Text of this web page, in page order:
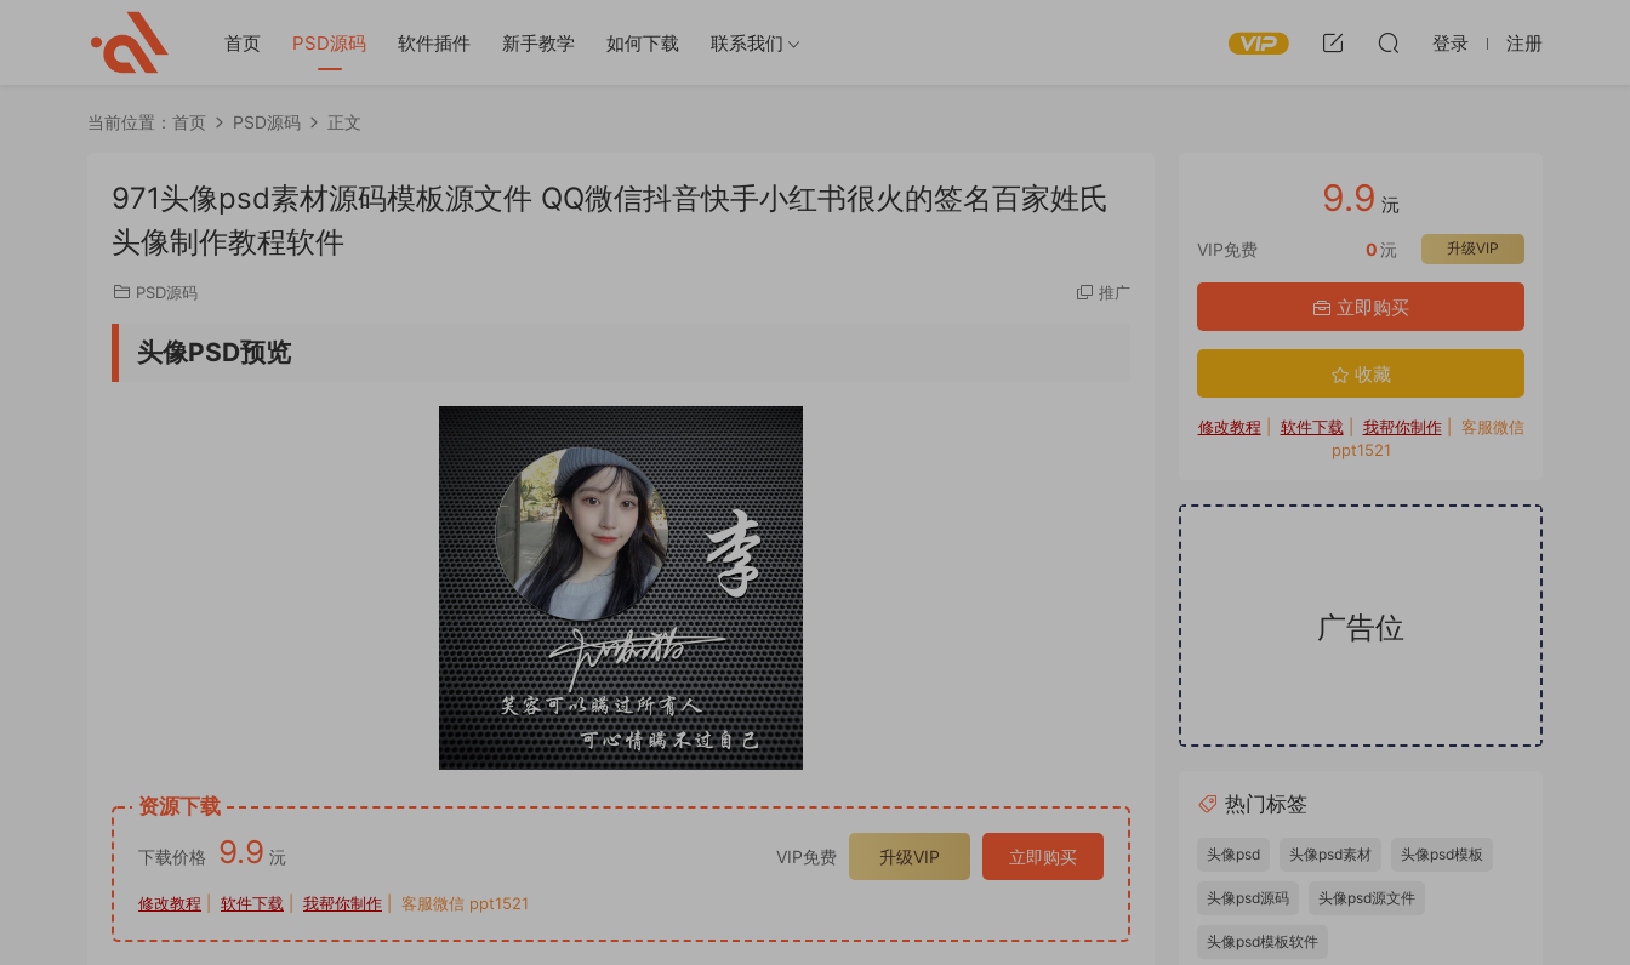
首页 PSD源码 软件插件 新手教学 如何下载 联系我们 登录 注册
当前位置： 首页 PSD源码 正文
971头像psd素材源码模板源文件 QQ微信抖音快手小红书很火的签名百家姓氏
头像制作教程软件
PSD源码 推广
头像PSD预览
资源下载
下载价格 9.9 沅 VIP免费 升级VIP 立即购买
修改教程 软件下载 我帮你制作 | 客服微信 ppt1521
9.9 沅
VIP免费 升级VIP
0沅
立即购买
收藏
修改教程 软件下载 我帮你制作| 客服微信
ppt1521
广告位
热门标签
头像psd 头像psd素材 头像psd模板
头像psd源码 头像psd源文件
头像psd模板软件